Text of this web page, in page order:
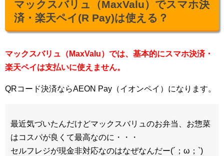
マックスバリュ（MaxValu）でスマホ決
済・楽天ペイ(R Pay)は使える？
マックスバリュ（MaxValu）では、基本的にスマホ決済・
楽天ペイは支払いに使えません。
QRコード決済ならAEON Pay（イオンペイ）になります。
最近気づいたんだけどマックスバリュのお弁当、お惣菜
はコスパが良くて最高なのに・・・
セルフレジが現金非対応なのはなぜなんだー(´；ω；`)